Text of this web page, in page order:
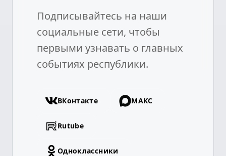
Подписывайтесь на наши
социальные сети, чтобы
первыми узнавать о главных
событиях республики.
ВКонтакте МАКС
Rutube
Одноклассники